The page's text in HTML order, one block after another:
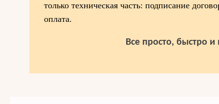
только техническая часть: подписание
оплата.
Все просто, быстро и